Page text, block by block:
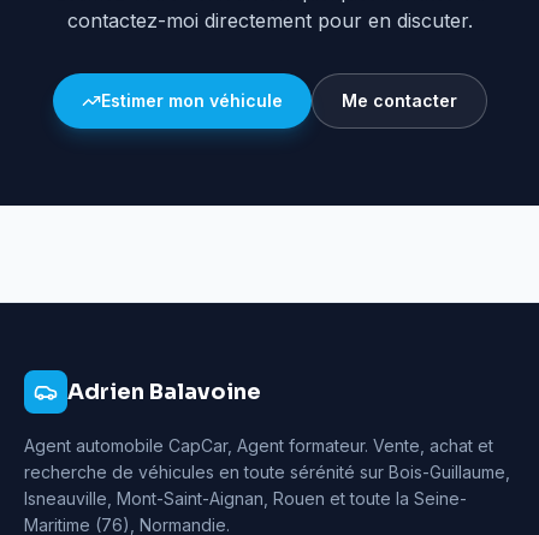
contactez-moi directement pour en discuter.
Estimer mon véhicule Me contacter
Adrien Balavoine
Agent automobile CapCar, Agent formateur. Vente, achat et
recherche de véhicules en toute sérénité sur Bois-Guillaume,
Isneauville, Mont-Saint-Aignan, Rouen et toute la Seine-
Maritime (76), Normandie.